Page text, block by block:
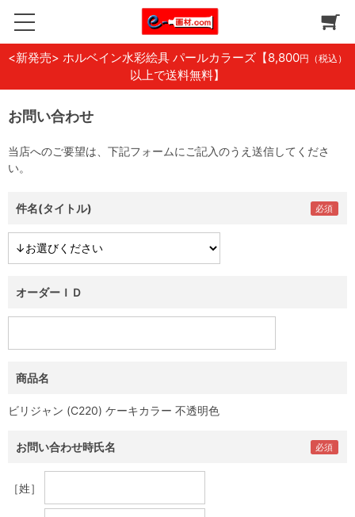
<新発売> ホルベイン水彩絵具 パールカラーズ 【8,800円（税込）
以上で送料無料】
お問い合わせ
当店へのご要望は、下記フォームにご記入のうえ送信してくださ
い。
件名(タイトル)
オーダーＩＤ
商品名
ビリジャン (C220) ケーキカラー 不透明色
お問い合わせ時氏名
［姓］